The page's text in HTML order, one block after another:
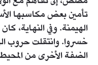
تأمين بعض مكاسبها
الهيمنة. وفي النهاية،
خسروا. وانتقلت حروب
الضفة الأخرى من